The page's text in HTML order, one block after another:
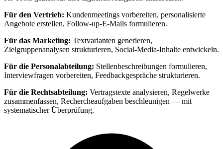
Für den Vertrieb: Kundenmeetings vorbereiten, personalisierte
Angebote erstellen, Follow-up-E-Mails formulieren.
Für das Marketing: Textvarianten generieren,
Zielgruppenanalysen strukturieren, Social-Media-Inhalte entwickeln.
Für die Personalabteilung: Stellenbeschreibungen formulieren,
Interviewfragen vorbereiten, Feedbackgespräche strukturieren.
Für die Rechtsabteilung: Vertragstexte analysieren, Regelwerke
zusammenfassen, Rechercheaufgaben beschleunigen — mit
systematischer Überprüfung.